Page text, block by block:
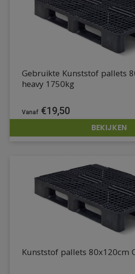
Gebruikte Kunststof pallets
heavy 1750kg
€19,50
BEKIJKEN
Kunststof pallets 80x120cm